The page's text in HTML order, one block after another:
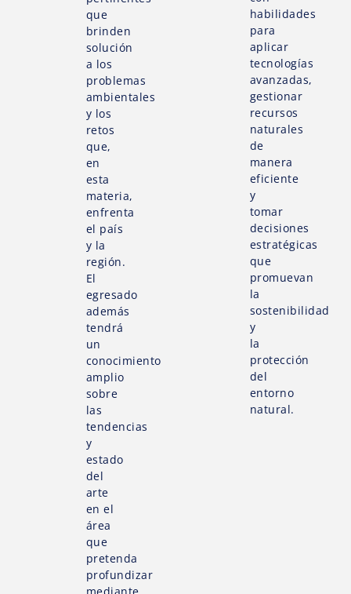
que
brinden
solución
a los
problemas
ambientales
y los
retos
que,
en
esta
materia,
enfrenta
el país
y la
región.
El
egresado
además
tendrá
un
conocimiento
amplio
sobre
las
tendencias
y
estado
del
arte
en el
área
que
pretenda
profundizar
habilidades
para
aplicar
tecnologías
avanzadas,
gestionar
recursos
naturales
de
manera
eficiente
y
tomar
decisiones
estratégicas
que
promuevan
la
sostenibilidad
y
la
protección
del
entorno
natural.